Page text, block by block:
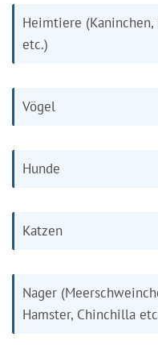
Heimtiere (Kaninchen,
etc.)
Vögel
Hunde
Katzen
Nager
Hamster, Chinchilla